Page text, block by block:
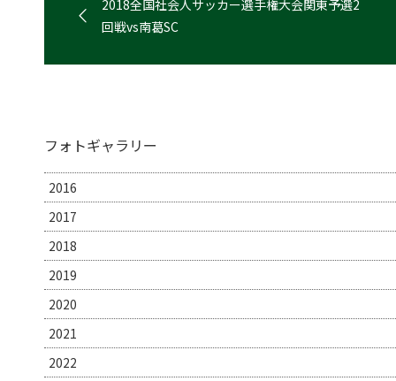
2018全国社会人サッカー選手権大会関東予選2
回戦vs南葛SC
フォトギャラリー
2016
2017
2018
2019
2020
2021
2022